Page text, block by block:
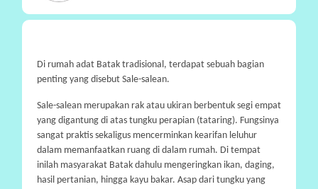
I
S
P
A
S
I
Di rumah adat Batak tradisional, terdapat sebuah bagian
penting yang disebut Sale-salean.
Sale-salean merupakan rak atau ukiran berbentuk segi empat
yang digantung di atas tungku perapian (tataring). Fungsinya
sangat praktis sekaligus mencerminkan kearifan leluhur
dalam memanfaatkan ruang di dalam rumah. Di tempat
inilah masyarakat Batak dahulu mengeringkan ikan, daging,
hasil pertanian, hingga kayu bakar. Asap dari tungku yang